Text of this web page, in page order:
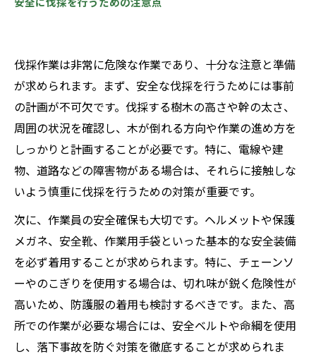
安全に伐採を行うための注意点
伐採作業は非常に危険な作業であり、十分な注意と準備
が求められます。まず、安全な伐採を行うためには事前
の計画が不可欠です。伐採する樹木の高さや幹の太さ、
周囲の状況を確認し、木が倒れる方向や作業の進め方を
しっかりと計画することが必要です。特に、電線や建
物、道路などの障害物がある場合は、それらに接触しな
いよう慎重に伐採を行うための対策が重要です。
次に、作業員の安全確保も大切です。ヘルメットや保護
メガネ、安全靴、作業用手袋といった基本的な安全装備
を必ず着用することが求められます。特に、チェーンソ
ーやのこぎりを使用する場合は、切れ味が鋭く危険性が
高いため、防護服の着用も検討するべきです。また、高
所での作業が必要な場合には、安全ベルトや命綱を使用
し、落下事故を防ぐ対策を徹底することが求められま